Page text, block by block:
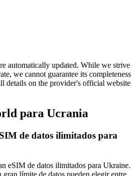
automatically updated. While we strive
we cannot guarantee its completeness
details on the provider's official website
para Ucrania
de datos ilimitados para
eSIM de datos ilimitados para Ukraine.